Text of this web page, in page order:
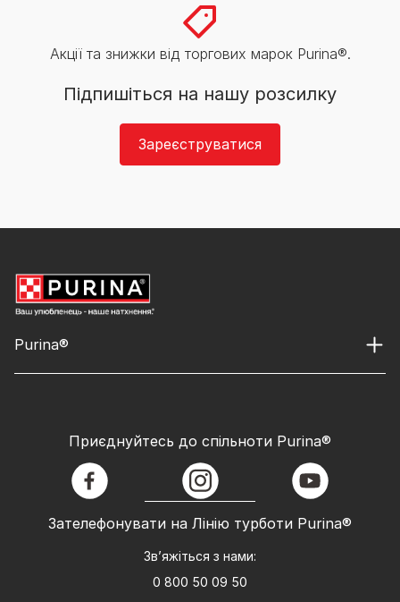
Акції та знижки від торгових марок Purina®.
Підпишіться на нашу розсилку
Зареєструватися
Purina®
Зателефонувати на Лінію турботи Purina®
Зв’яжіться з нами:
0 800 50 09 50
Приєднуйтесь до спільноти Purina®
facebook instagram youtube